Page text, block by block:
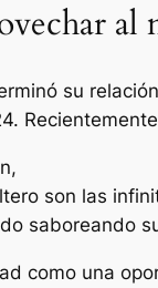
al
su
son las
saboreando
como una